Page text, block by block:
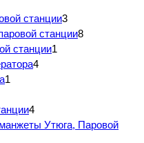
станции3
станции8
станции1
4
1
4
Утюга, Паровой